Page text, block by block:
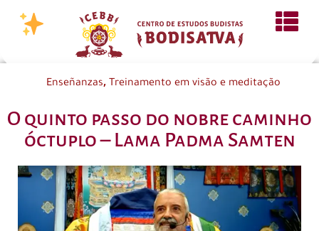
Enseñanzas, Treinamento em visão e meditação
O quinto passo do nobre caminho
óctuplo – Lama Padma Samten